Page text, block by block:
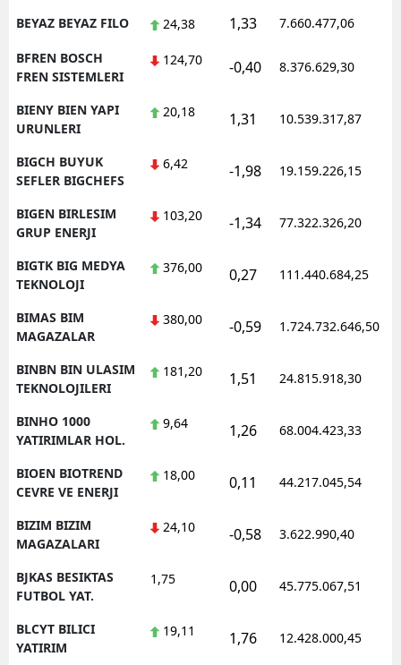
BEYAZ BEYAZ FILO 24,38 1,33 7.660.477,06
BFREN BOSCH
FREN SISTEMLERI
124,70 -0,40 8.376.629,30
BIENY BIEN YAPI
URUNLERI
20,18 1,31 10.539.317,87
BIGCH BUYUK
SEFLER BIGCHEFS
6,42 -1,98 19.159.226,15
BIGEN BIRLESIM
GRUP ENERJI
103,20 -1,34 77.322.326,20
BIGTK BIG MEDYA
TEKNOLOJI
376,00 0,27 111.440.684,25
BIMAS BIM
MAGAZALAR
380,00 -0,59 1.724.732.646,50
BINBN BIN ULASIM
TEKNOLOJILERI
181,20 1,51 24.815.918,30
BINHO 1000
YATIRIMLAR HOL.
9,64 1,26 68.004.423,33
BIOEN BIOTREND
CEVRE VE ENERJI
18,00 0,11 44.217.045,54
BIZIM BIZIM
MAGAZALARI
24,10 -0,58 3.622.990,40
BJKAS BESIKTAS
FUTBOL YAT.
1,75 0,00 45.775.067,51
BLCYT BILICI
YATIRIM
19,11 1,76 12.428.000,45